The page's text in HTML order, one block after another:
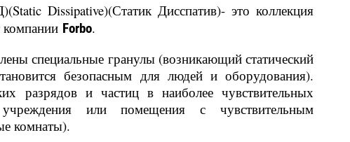
Dissipative)(Статик Дисспатив)- это коллекция
Forbo.
специальные гранулы (возникающий статический
безопасным для людей и оборудования).
разрядов и частиц в наиболее чувствительных
или помещения с чувствительным
комнаты).